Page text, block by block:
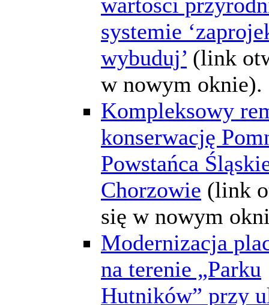
systemie
wybuduj’ (link
w nowym oknie).
Kompleksowy
konserwację
Powstańca
Chorzowie (link
się w nowym
Modernizacja
na terenie „Parku
Hutników” przy